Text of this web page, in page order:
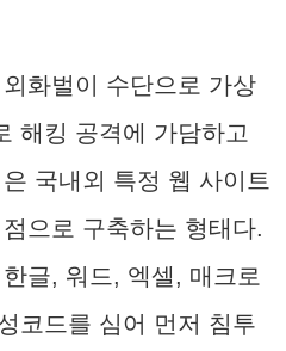
화벌이 수단으로 가상
해킹 공격에 가담하고
국내외 특정 웹 사이트
으로 구축하는 형태다.
글, 워드, 엑셀, 매크로
코드를 심어 먼저 침투